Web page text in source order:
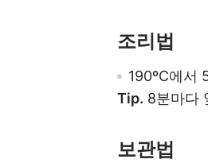
조리법
190ºC에서
Tip. 8분마다
보관법